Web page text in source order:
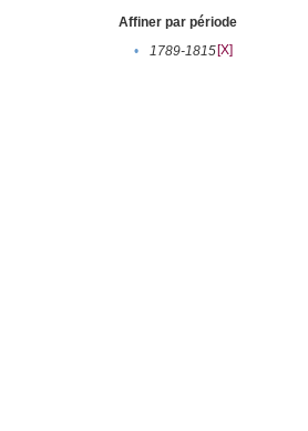
Affiner par période
•
1789-1815[X]